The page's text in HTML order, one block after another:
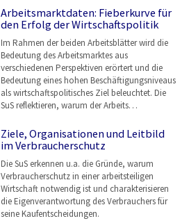
Arbeitsmarktdaten: Fieberkurve für
den Erfolg der Wirtschaftspolitik
Im Rahmen der beiden Arbeitsblätter wird die
Bedeutung des Arbeitsmarktes aus
verschiedenen Perspektiven erörtert und die
Bedeutung eines hohen Beschäftigungsniveaus
als wirtschaftspolitisches Ziel beleuchtet. Die
SuS reflektieren, warum der Arbeits…
Ziele, Organisationen und Leitbild
im Verbraucherschutz
Die SuS erkennen u.a. die Gründe, warum
Verbraucherschutz in einer arbeitsteiligen
Wirtschaft notwendig ist und charakterisieren
die Eigenverantwortung des Verbrauchers für
seine Kaufentscheidungen.